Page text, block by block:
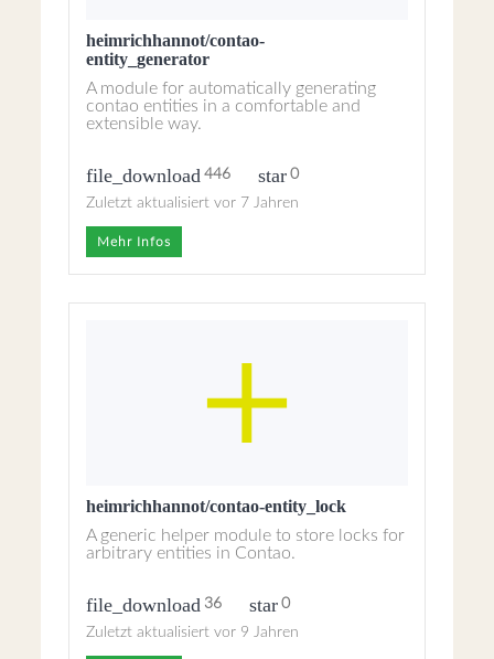
heimrichhannot/contao-
entity_generator
A module for automatically generating
contao entities in a comfortable and
extensible way.
file_download 446 star 0
Zuletzt aktualisiert vor 7 Jahren
Mehr Infos
heimrichhannot/contao-entity_lock
A generic helper module to store locks for
arbitrary entities in Contao.
file_download 36 star 0
Zuletzt aktualisiert vor 9 Jahren